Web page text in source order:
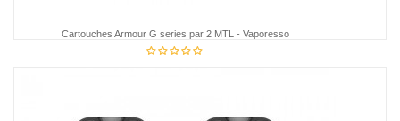
Cartouches Armour G series par 2 MTL - Vaporesso